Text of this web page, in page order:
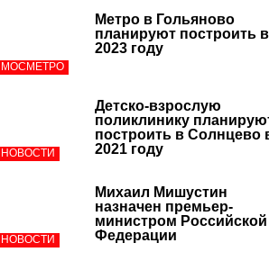
МОСМЕТРО
Метро в Гольяново
планируют построить в
2023 году
НОВОСТИ
Детско-взрослую
поликлинику
построить в Солнцево
2021 году
НОВОСТИ
Михаил Мишустин
назначен премьер-
министром Российской
Федерации